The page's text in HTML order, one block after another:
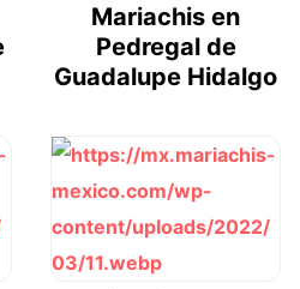
Mariachis en
Pedregal de
Guadalupe Hidalgo